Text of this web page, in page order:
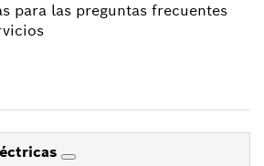
para las preguntas frecuentes